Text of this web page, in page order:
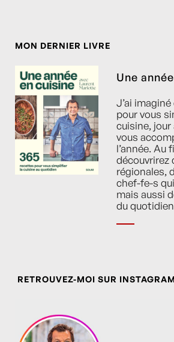
MON DERNIER LIVRE
Une
J’ai
pour vous
cuisine, jour
vous
l’année. Au
découvrirez
régionales,
chef-fe-s
mais aussi
du
RETROUVEZ-MOI SUR INSTAGRAM